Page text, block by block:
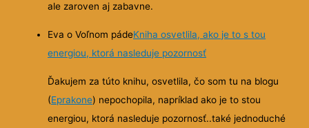
ale zaroven aj zabavne.
Eva o Voľnom pádeKniha osvetlila, ako je to s tou
energiou, ktorá nasleduje pozornosť
Ďakujem za túto knihu, osvetlila, čo som tu na blogu
(Eprakone) nepochopila, napríklad ako je to stou
energiou, ktorá nasleduje pozornosť..také jednoduché